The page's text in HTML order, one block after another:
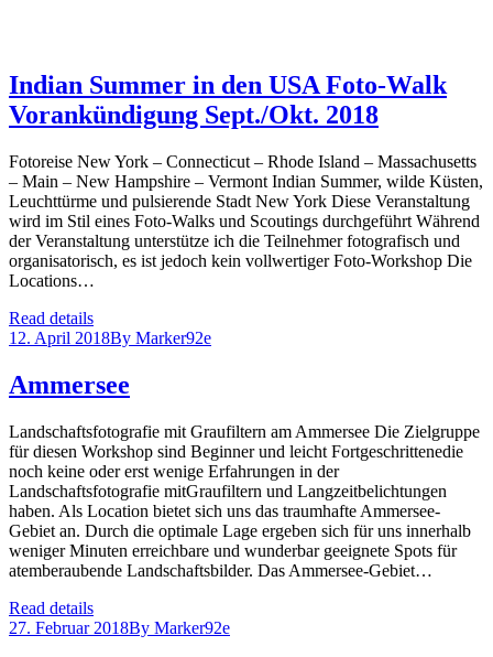
Indian Summer in den USA Foto-Walk
Vorankündigung Sept./Okt. 2018
Fotoreise New York – Connecticut – Rhode Island – Massachusetts
– Main – New Hampshire – Vermont Indian Summer, wilde Küsten,
Leuchttürme und pulsierende Stadt New York Diese Veranstaltung
wird im Stil eines Foto-Walks und Scoutings durchgeführt Während
der Veranstaltung unterstütze ich die Teilnehmer fotografisch und
organisatorisch, es ist jedoch kein vollwertiger Foto-Workshop Die
Locations…
Read details
12. April 2018By Marker92e
Ammersee
Landschaftsfotografie mit Graufiltern am Ammersee Die Zielgruppe
für diesen Workshop sind Beginner und leicht Fortgeschrittenedie
noch keine oder erst wenige Erfahrungen in der
Landschaftsfotografie mitGraufiltern und Langzeitbelichtungen
haben. Als Location bietet sich uns das traumhafte Ammersee-
Gebiet an. Durch die optimale Lage ergeben sich für uns innerhalb
weniger Minuten erreichbare und wunderbar geeignete Spots für
atemberaubende Landschaftsbilder. Das Ammersee-Gebiet…
Read details
27. Februar 2018By Marker92e